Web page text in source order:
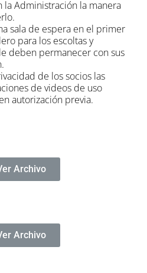
la Administración la manera
sala de espera en el primer
para los escoltas y
deben permanecer con sus
de los socios las
de videos de uso
autorización previa.
Archivo
Archivo